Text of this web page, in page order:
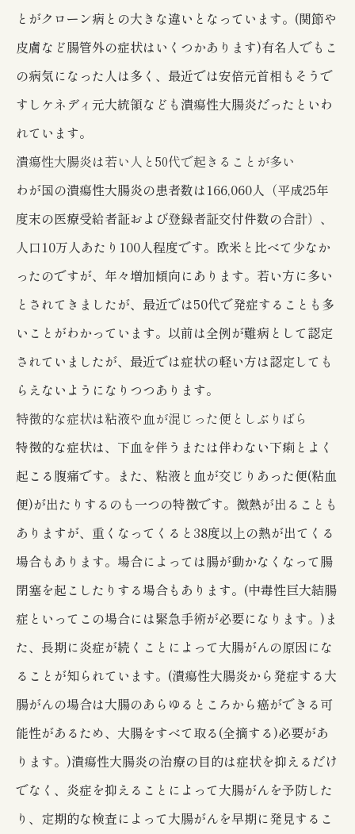
とがクローン病との大きな違いとなっています。(関節や
皮膚など腸管外の症状はいくつかあります)有名人でもこ
の病気になった人は多く、最近では安倍元首相もそうで
すしケネディ元大統領なども潰瘍性大腸炎だったといわ
れています。
潰瘍性大腸炎は若い人と50代で起きることが多い
わが国の潰瘍性大腸炎の患者数は166,060人（平成25年
度末の医療受給者証および登録者証交付件数の合計）、
人口10万人あたり100人程度です。欧米と比べて少なか
ったのですが、年々増加傾向にあります。若い方に多い
とされてきましたが、最近では50代で発症することも多
いことがわかっています。以前は全例が難病として認定
されていましたが、最近では症状の軽い方は認定しても
らえないようになりつつあります。
特徴的な症状は粘液や血が混じった便としぶりばら
特徴的な症状は、下血を伴うまたは伴わない下痢とよく
起こる腹痛です。また、粘液と血が交じりあった便(粘血
便)が出たりするのも一つの特徴です。微熱が出ることも
ありますが、重くなってくると38度以上の熱が出てくる
場合もあります。場合によっては腸が動かなくなって腸
閉塞を起こしたりする場合もあります。(中毒性巨大結腸
症といってこの場合には緊急手術が必要になります。)ま
た、長期に炎症が続くことによって大腸がんの原因にな
ることが知られています。(潰瘍性大腸炎から発症する大
腸がんの場合は大腸のあらゆるところから癌ができる可
能性があるため、大腸をすべて取る(全摘する)必要があ
ります。)潰瘍性大腸炎の治療の目的は症状を抑えるだけ
でなく、炎症を抑えることによって大腸がんを予防した
り、定期的な検査によって大腸がんを早期に発見するこ